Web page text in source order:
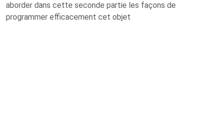
aborder dans cette seconde partie les façons de
programmer efficacement cet objet